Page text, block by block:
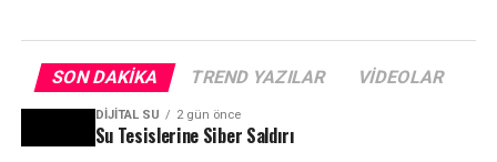
SON DAKIKA TREND YAZILAR VIDEOLAR
DIJITAL SU 2 gün önce
Su Tesislerine Siber Saldırı